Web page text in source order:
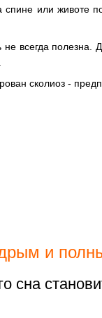
или животе
всегда полезна.
сколиоз -
и
сна